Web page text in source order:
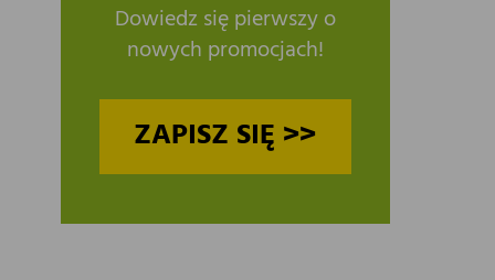
Dowiedz się pierwszy o
nowych promocjach!
ZAPISZ SIĘ >>